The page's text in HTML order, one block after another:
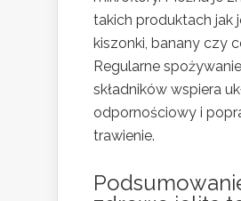
takich produktach jak
kiszonki, banany czy
Regularne
składników wspiera
odpornościowy i
trawienie.